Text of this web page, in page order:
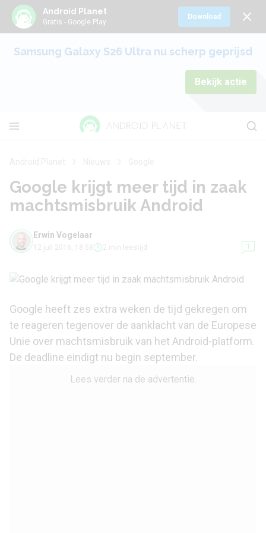
Android Planet
Gratis - Google Play
Download
Samsung Galaxy S26 Ultra nu scherp geprijsd
Bekijk actie
Google krijgt meer tijd in zaak
machtsmisbruik Android
Erwin Vogelaar
12 juli 2016, 18:58 2 min leestijd 1
Google heeft zes extra weken de tijd gekregen om
te reageren tegenover de aanklacht van de Europese
Unie over machtsmisbruik van het Android-platform.
De deadline eindigt nu begin september.
Lees verder na de advertentie.